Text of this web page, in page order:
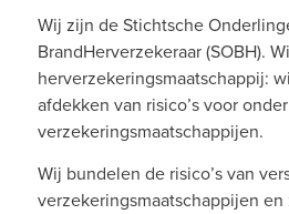
Wij zijn de Stichtsche
BrandHerverzekeraar (SOBH).
herverzekeringsmaatschappij:
afdekken van risico’s voor
verzekeringsmaatschappijen.
Wij bundelen de risico’s van
verzekeringsmaatschappijen